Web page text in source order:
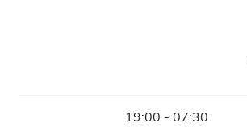
07:30 - 19:00